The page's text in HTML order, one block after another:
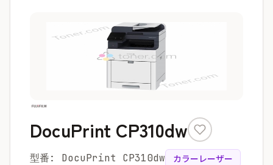
DocuPrint CP310dw
型番: DocuPrint CP310dw カラーレーザー